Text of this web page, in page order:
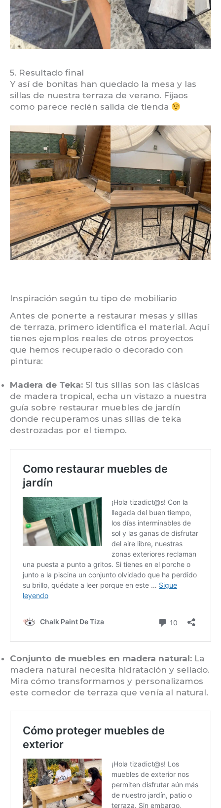
5. Resultado final
Y así de bonitas han quedado la mesa y las
sillas de nuestra terraza de verano. Fijaos
como parece recién salida de tienda
Inspiración según tu tipo de mobiliario
Antes de ponerte a restaurar mesas y sillas
de terraza, primero identifica el material. Aquí
tienes ejemplos reales de otros proyectos
que hemos recuperado o decorado con
pintura:
Madera de Teka: Si tus sillas son las clásicas
de madera tropical, echa un vistazo a nuestra
guía sobre restaurar muebles de jardín
donde recuperamos unas sillas de teka
destrozadas por el tiempo.
Conjunto de muebles en madera natural: La
madera natural necesita hidratación y sellado.
Mira cómo transformamos y personalizamos
este comedor de terraza que venía al natural.